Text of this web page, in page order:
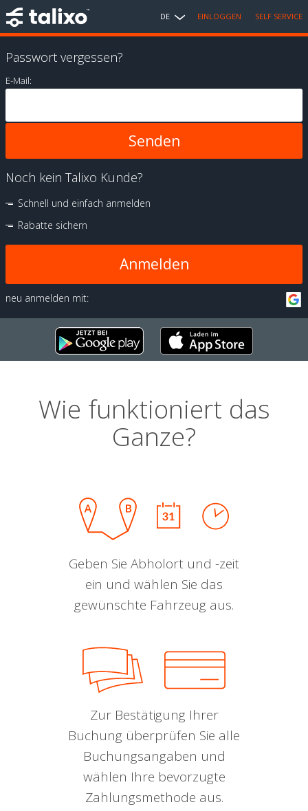
DE EINLOGGEN SELF SERVICE
Passwort vergessen?
E-Mail:
Noch kein Talixo Kunde?
Schnell und einfach anmelden
Rabatte sichern
Anmelden
neu anmelden mit:
Wie funktioniert das
Ganze?
Geben Sie Abholort und -zeit
ein und wählen Sie das
gewünschte Fahrzeug aus.
Zur Bestätigung Ihrer
Buchung überprüfen Sie alle
Buchungsangaben und
wählen Ihre bevorzugte
Zahlungsmethode aus.